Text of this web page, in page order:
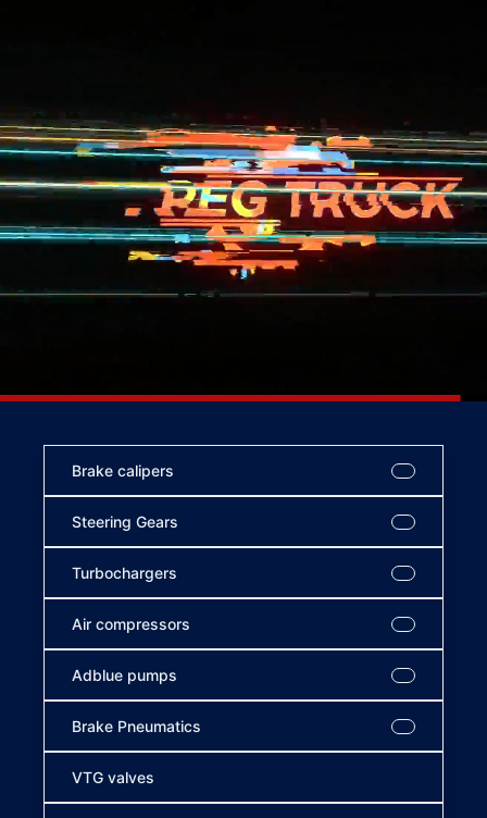
Brake calipers
Steering Gears
Turbochargers
Air compressors
Adblue pumps
Brake Pneumatics
VTG valves